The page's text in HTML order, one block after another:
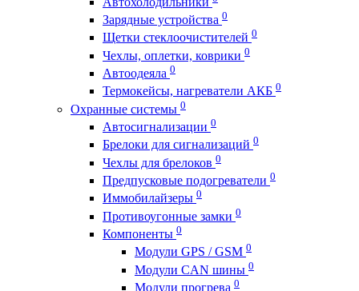
Зарядные устройства 0
Щетки стеклоочистителей 0
Чехлы, оплетки, коврики 0
Автоодеяла 0
Термокейсы, нагреватели АКБ 0
Охранные системы 0
Автосигнализации 0
Брелоки для сигнализаций 0
Чехлы для брелоков 0
Предпусковые подогреватели 0
Иммобилайзеры 0
Противоугонные замки 0
Компоненты 0
Модули GPS / GSM 0
Модули CAN шины 0
Модули прогрева 0